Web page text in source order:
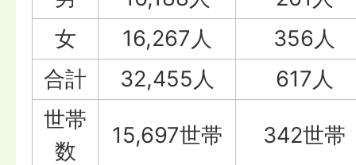
女
16,267人
356人
合計
32,455人
617人
世帯
数
15,697世帯 342世帯